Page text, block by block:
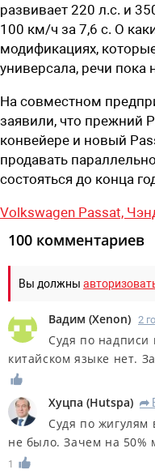
развивает 220 л.с. и
100 км/ч за 7,6 с. О
модификациях,
универсала, речи пока
На совместном
заявили, что прежний
конвейере и новый
продавать
состояться до конца
Volkswagen Passat,
100 комментариев
Вы должны
Вадим (Xenon) 2
Судя по надписи
китайском языке нет.
Хуцпа (Hutspa) R
Судя по жигулям
не было. Зачем на 50%
1